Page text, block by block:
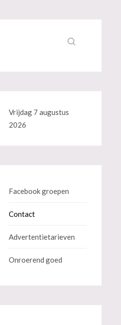
Vrijdag 7 augustus
2026
Facebook groepen
Contact
Advertentietarieven
Onroerend goed